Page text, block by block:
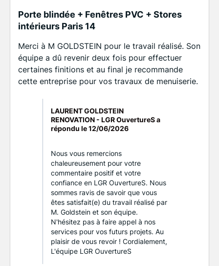
Porte blindée + Fenêtres PVC + Stores
intérieurs Paris 14
Merci à M GOLDSTEIN pour le travail réalisé. Son
équipe a dû revenir deux fois pour effectuer
certaines finitions et au final je recommande
cette entreprise pour vos travaux de menuiserie.
LAURENT GOLDSTEIN
RENOVATION - LGR OuvertureS a
répondu le12/06/2026
Nous vous remercions
chaleureusement pour votre
commentaire positif et votre
confiance en LGR OuvertureS. Nous
sommes ravis de savoir que vous
êtes satisfait(e) du travail réalisé par
M. Goldstein et son équipe.
N'hésitez pas à faire appel à nos
services pour vos futurs projets. Au
plaisir de vous revoir ! Cordialement,
L'équipe LGR OuvertureS